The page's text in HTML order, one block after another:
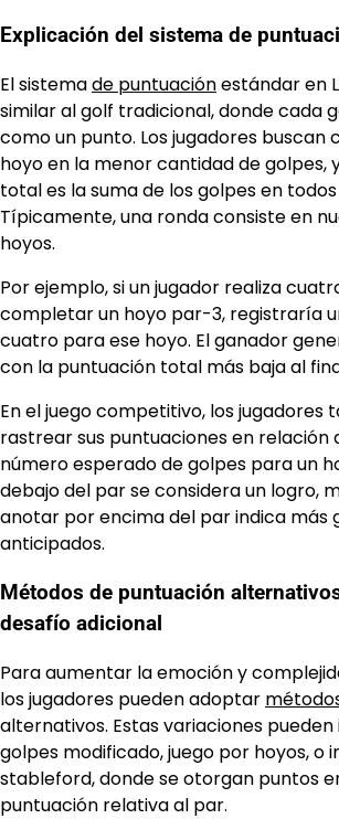
Explicación del sistema de
El sistemade puntuaciónestándar en
similar al golf tradicional, donde cada
como un punto. Los jugadores
hoyo en la menor cantidad de golpes,
total es la suma de los golpes en todos
Típicamente, una ronda consiste en
hoyos.
Por ejemplo, si un jugador realiza
completar un hoyo par-3, registraría
cuatro para ese hoyo. El ganador
con la puntuación total más baja al
En el juego competitivo, los jugadores
rastrear sus puntuaciones en relación
número esperado de golpes para un
debajo del par se considera un logro,
anotar por encima del par indica más
anticipados.
Métodos de puntuación
desafío adicional
Para aumentar la emoción y
los jugadores pueden adoptar
alternativos. Estas variaciones pueden
golpes modificado, juego por hoyos, o
stableford, donde se otorgan puntos
puntuación relativa al par.